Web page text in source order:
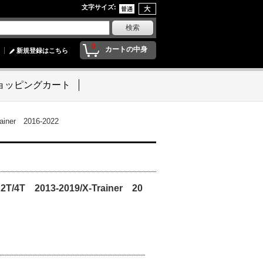
文字サイズ:
0 カートの中身
新規登録はこちら
ッピングカート
2016-2022
4T 2013-2019/X-Trainer 20